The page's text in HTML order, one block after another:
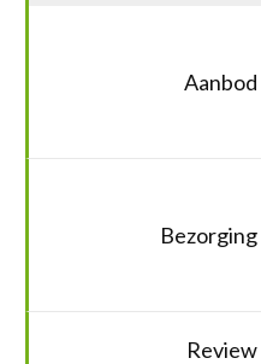
Aanbod
Bezorging
Review